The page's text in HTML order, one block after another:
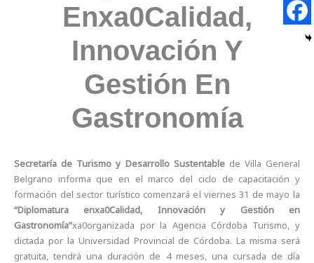
Enxa0Calidad,
Innovación Y
Gestión En
Gastronomía
Secretaría de Turismo y Desarrollo Sustentablede Villa General
Belgrano informa que en el marco del ciclo de capacitación y
formación del sector turístico comenzará el viernes 31 de mayo la
“Diplomatura enxa0Calidad, Innovación y Gestión en
Gastronomía”xa0organizada por la Agencia Córdoba Turismo, y
dictada por la Universidad Provincial de Córdoba. La misma será
gratuita, tendrá una duración de 4 meses, una cursada de día